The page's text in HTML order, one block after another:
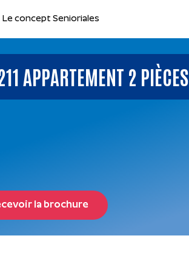
Le concept Senioriales
APPARTEMENT 2 PIÈCES
la brochure